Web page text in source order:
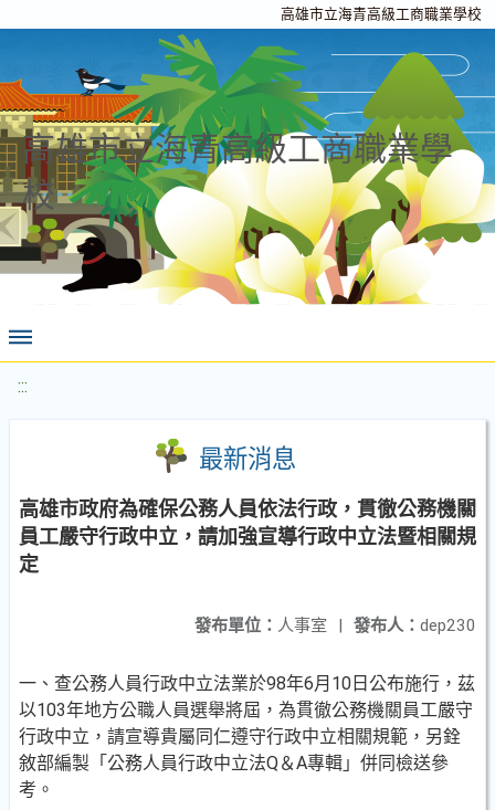
高雄市立海青高級工商職業學校
高雄市立海青高級工商職業學
校
:::
最新消息
高雄市政府為確保公務人員依法行政，貫徹公務機關
員工嚴守行政中立，請加強宣導行政中立法暨相關規
定
發布人： dep230
發布單位： 人事室 |
一、查公務人員行政中立法業於98年6月10日公布施行，茲
以103年地方公職人員選舉將屆，為貫徹公務機關員工嚴守
行政中立，請宣導貴屬同仁遵守行政中立相關規範，另銓
敘部編製「公務人員行政中立法Q＆A專輯」併同檢送參
考。